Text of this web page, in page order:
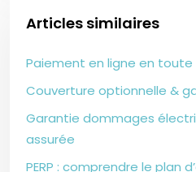
Articles similaires
Paiement en ligne en toute
Couverture optionnelle &
Garantie dommages
assurée
PERP : comprendre le plan